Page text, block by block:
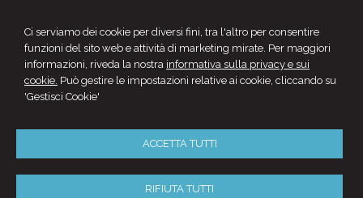
Ci serviamo dei cookie per diversi fini, tra l'altro per consentire
funzioni del sito web e attività di marketing mirate. Per maggiori
informazioni, riveda la nostra informativa sulla privacy e sui
cookie. Può gestire le impostazioni relative ai cookie, cliccando su
'Gestisci Cookie'
ACCETTA TUTTI
RIFIUTA TUTTI